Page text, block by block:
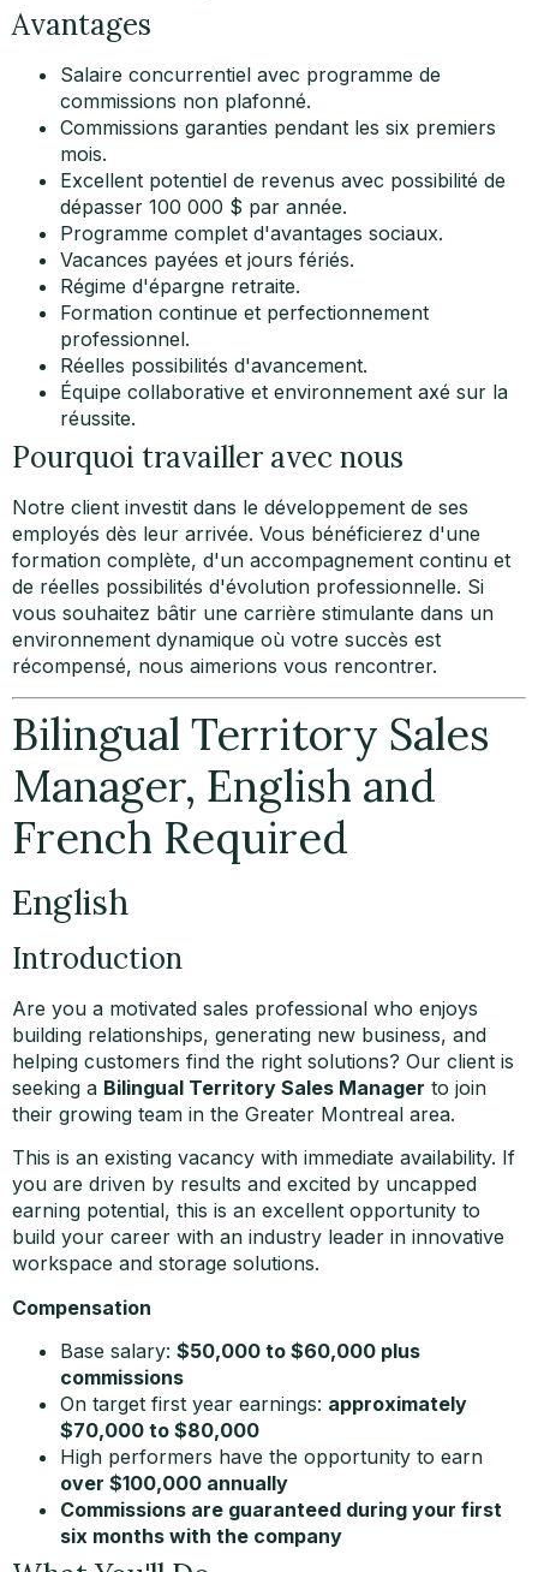
Avantages
Salaire concurrentiel avec programme de
commissions non plafonné.
Commissions garanties pendant les six premiers
mois.
Excellent potentiel de revenus avec possibilité de
dépasser 100 000 $ par année.
Programme complet d'avantages sociaux.
Vacances payées et jours fériés.
Régime d'épargne retraite.
Formation continue et perfectionnement
professionnel.
Réelles possibilités d'avancement.
Équipe collaborative et environnement axé sur la
réussite.
Pourquoi travailler avec nous
Notre client investit dans le développement de ses
employés dès leur arrivée. Vous bénéficierez d'une
formation complète, d'un accompagnement continu et
de réelles possibilités d'évolution professionnelle. Si
vous souhaitez bâtir une carrière stimulante dans un
environnement dynamique où votre succès est
récompensé, nous aimerions vous rencontrer.
Bilingual Territory Sales
Manager, English and
French Required
English
Introduction
Are you a motivated sales professional who enjoys
building relationships, generating new business, and
helping customers find the right solutions? Our client is
seeking a Bilingual Territory Sales Manager to join
their growing team in the Greater Montreal area.
This is an existing vacancy with immediate availability. If
you are driven by results and excited by uncapped
earning potential, this is an excellent opportunity to
build your career with an industry leader in innovative
workspace and storage solutions.
Compensation
Base salary: $50,000 to $60,000 plus
commissions
On target first year earnings: approximately
$70,000 to $80,000
High performers have the opportunity to earn
over $100,000 annually
Commissions are guaranteed during your first
six months with the company